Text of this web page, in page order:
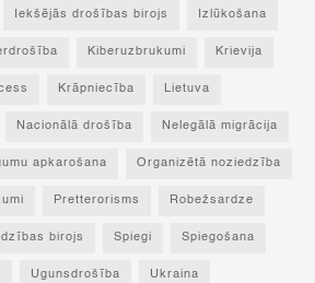
Iekšējās drošības birojs Izlūkošana
Kiberuzbrukumi Krievija
Krāpniecība Lietuva
Nacionālā drošība Nelegālā migrācija
apkarošana Organizētā noziedzība
Pretterorisms Robežsardze
birojs Spiegi Spiegošana
Ugunsdrošība Ukraina